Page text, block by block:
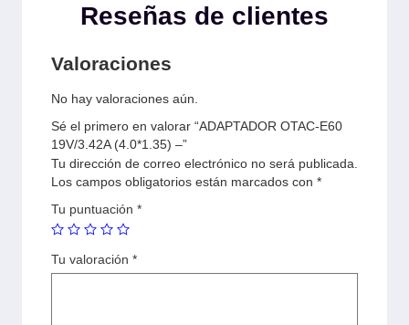
Reseñas de clientes
Valoraciones
No hay valoraciones aún.
Sé el primero en valorar “ADAPTADOR OTAC-E60
19V/3.42A (4.0*1.35) –”
Tu dirección de correo electrónico no será publicada.
Los campos obligatorios están marcados con *
Tu puntuación *
Tu valoración *